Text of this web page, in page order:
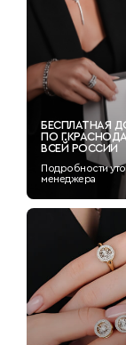
БЕСПЛАТНАЯ
ПО
ВСЕЙ РОССИИ
Подробности
менеджера